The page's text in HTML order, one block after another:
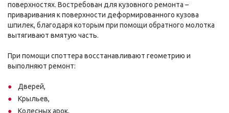
поверхностях. Востребован для кузовного ремонта –
приваривания к поверхности деформированного кузова
шпилек, благодаря которым при помощи обратного молотка
вытягивают вмятую часть.
При помощи споттера восстанавливают геометрию и
выполняют ремонт:
Дверей,
Крыльев,
Колесных арок,